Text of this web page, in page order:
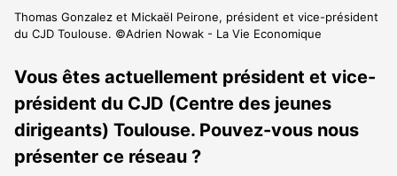
Thomas Gonzalez et Mickaël Peirone, président et vice-président
du CJD Toulouse. ©Adrien Nowak - La Vie Economique
Vous êtes actuellement président et vice-
président du CJD (Centre des jeunes
dirigeants) Toulouse. Pouvez-vous nous
présenter ce réseau ?